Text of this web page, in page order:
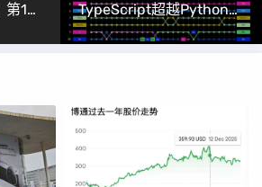
资产交易市场动态：第173期求购与出让信息速递 TypeScript超越Python登顶GitHub最受欢迎语言，AI驱动类型化编程成主流